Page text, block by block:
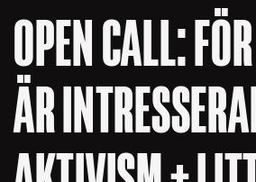
OPEN CALL:
ÄR